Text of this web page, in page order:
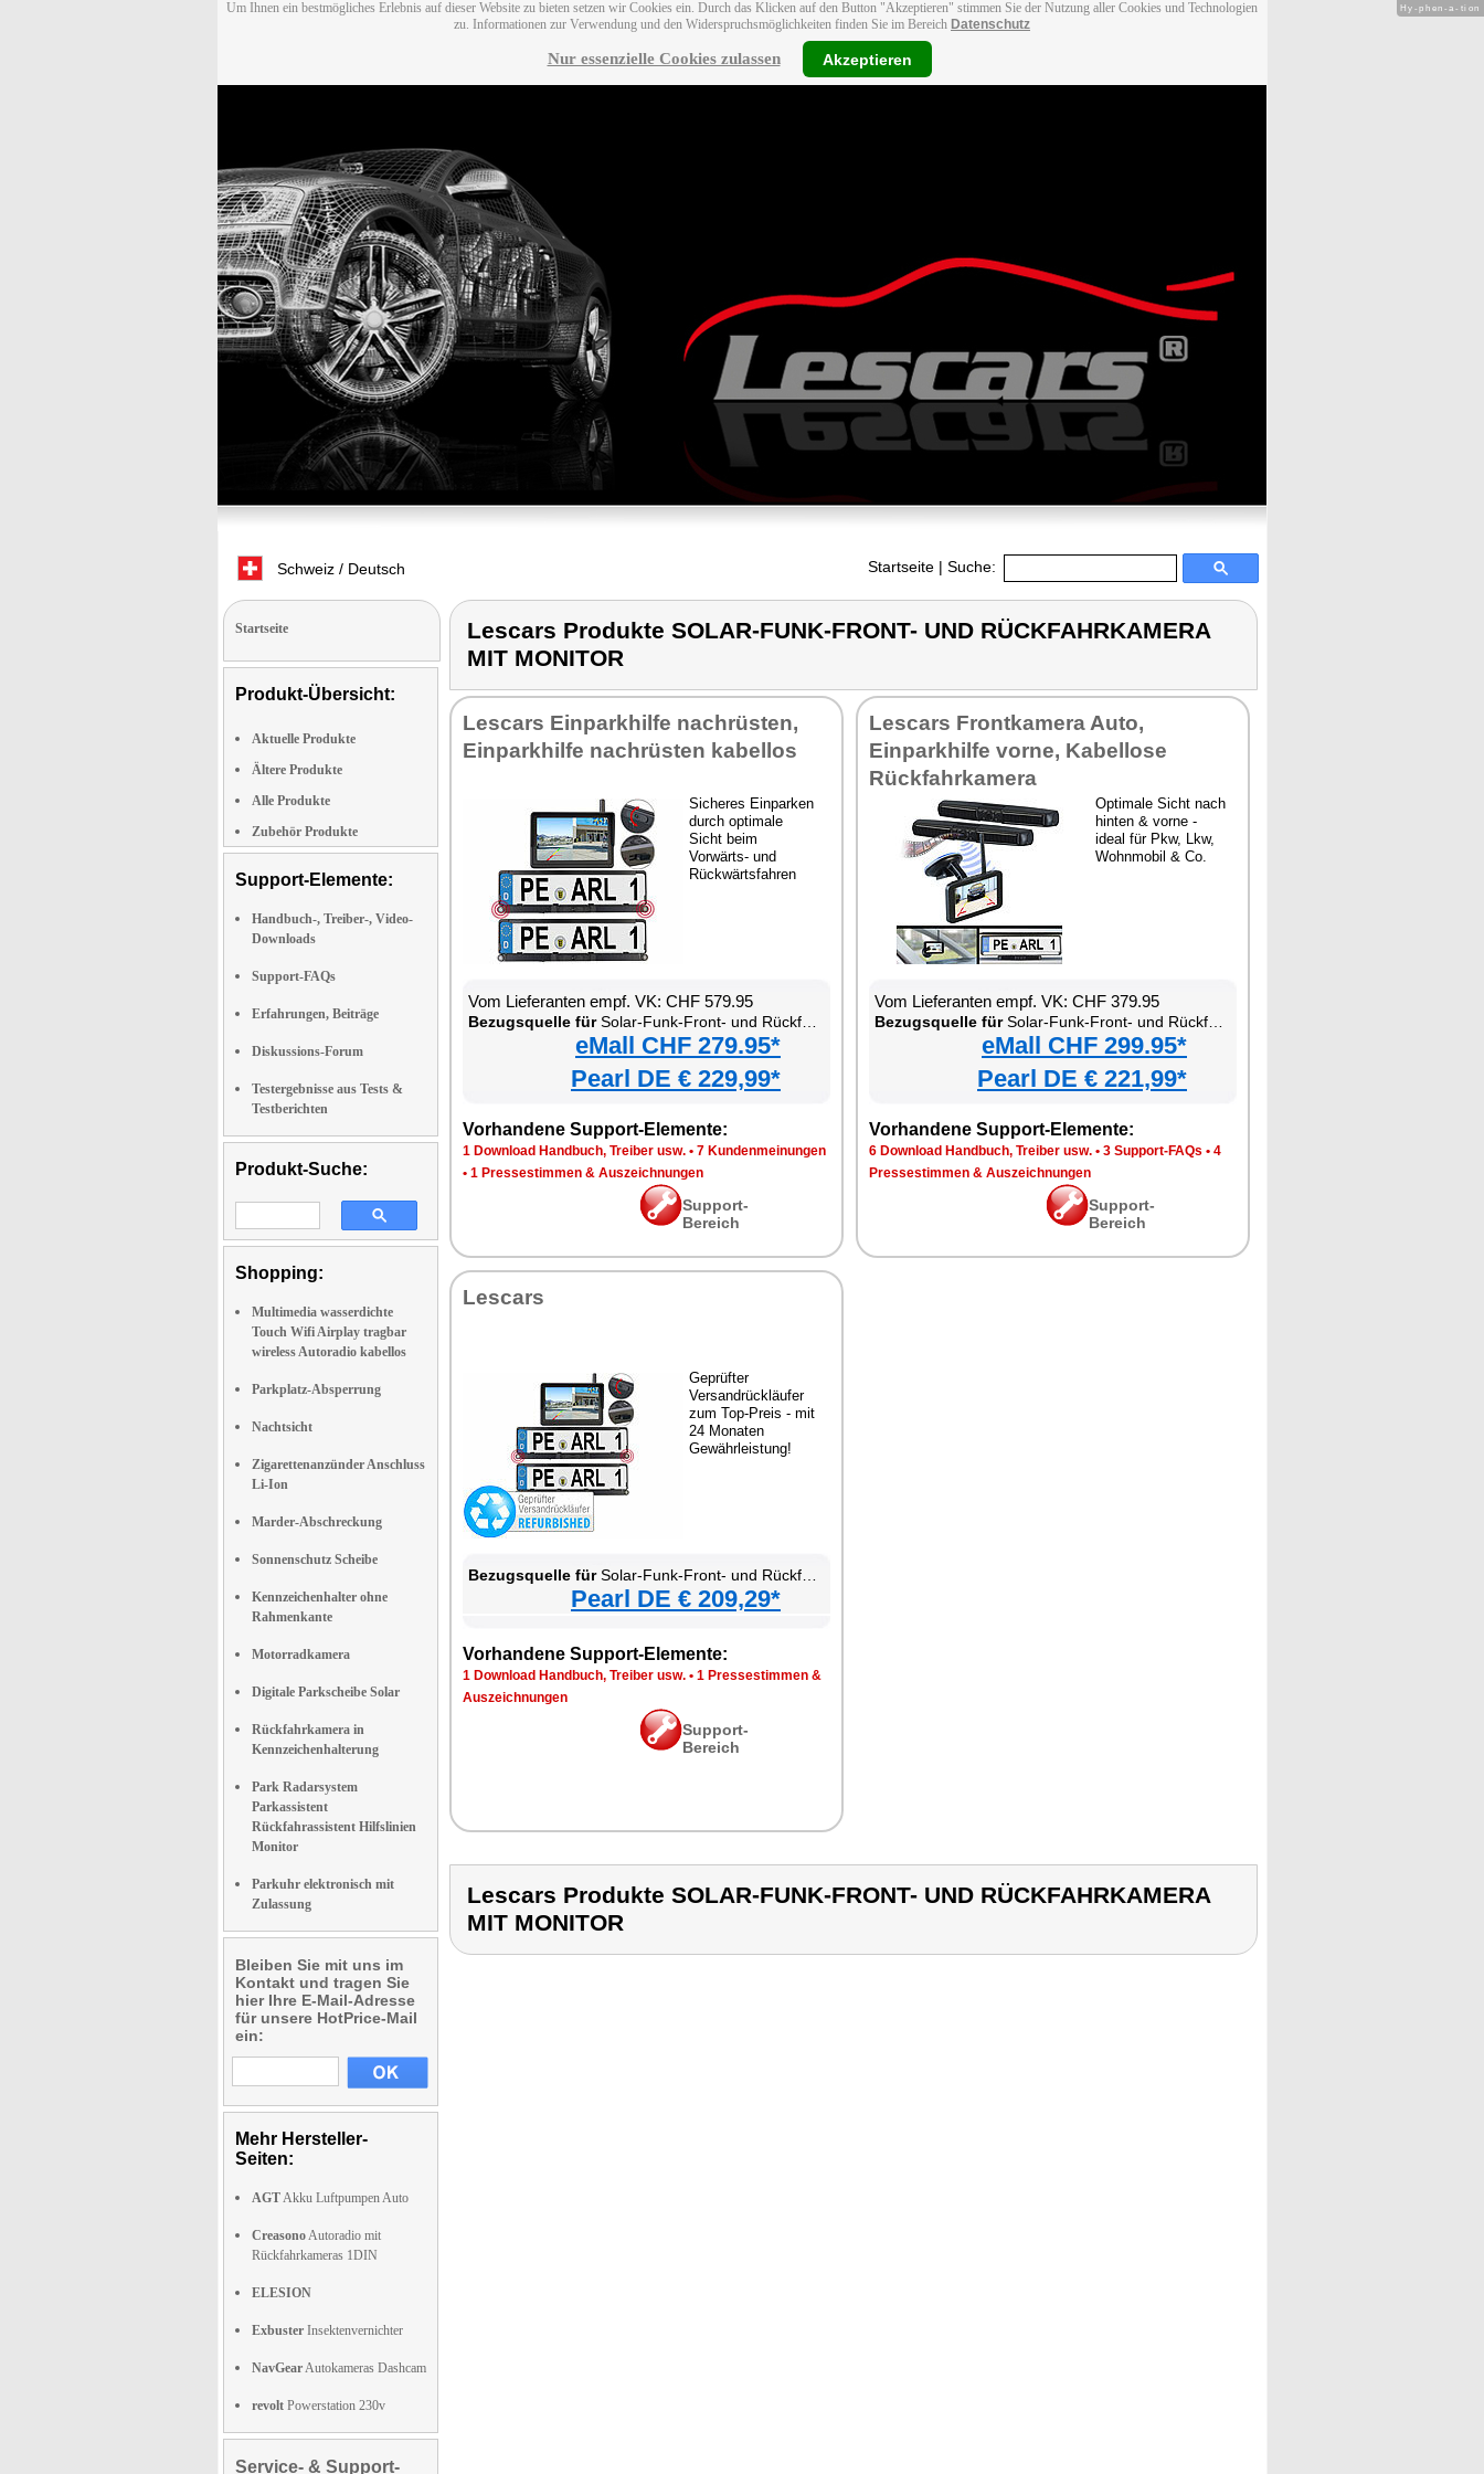
Um Ihnen ein bestmögliches Erlebnis auf dieser Website zu bieten setzen wir Cookies ein. Durch das Klicken auf den Button "Akzeptieren" stimmen Sie der Nutzung aller Cookies und Technologien
zu. Informationen zur Verwendung und den Widerspruchsmöglichkeiten finden Sie im Bereich Datenschutz
Nur essenzielle Cookies zulassen Akzeptieren
Schweiz / Deutsch Startseite | Suche:
Startseite
Produkt-Übersicht:
Aktuelle Produkte
Ältere Produkte
Alle Produkte
Zubehör Produkte
Support-Elemente:
Handbuch-, Treiber-, Video-
Downloads
Support-FAQs
Erfahrungen, Beiträge
Diskussions-Forum
Testergebnisse aus Tests &
Testberichten
Produkt-Suche:
Shopping:
Multimedia wasserdichte
Touch Wifi Airplay tragbar
wireless Autoradio kabellos
Parkplatz-Absperrung
Nachtsicht
Zigarettenanzünder Anschluss
Li-Ion
Marder-Abschreckung
Sonnenschutz Scheibe
Kennzeichenhalter ohne
Rahmenkante
Motorradkamera
Digitale Parkscheibe Solar
Rückfahrkamera in
Kennzeichenhalterung
Park Radarsystem
Parkassistent
Rückfahrassistent Hilfslinien
Monitor
Parkuhr elektronisch mit
Zulassung
Bleiben Sie mit uns im
Kontakt und tragen Sie
hier Ihre E-Mail-Adresse
für unsere HotPrice-Mail
ein:
Mehr Hersteller-
Seiten:
AGTAkku Luftpumpen Auto
CreasonoAutoradio mit
Rückfahrkameras 1DIN
ELESION
Exbuster Insektenvernichter
NavGearAutokameras Dashcam
revolt Powerstation 230v
Service- & Support-
Lescars Produkte SOLAR-FUNK-FRONT- UND RÜCKFAHRKAMERA
MIT MONITOR
Lescars Einparkhilfe nachrüsten,
Einparkhilfe nachrüsten kabellos
Sicheres Einparken
durch optimale
Sicht beim
Vorwärts- und
Rückwärtsfahren
Vom Lieferanten empf. VK: CHF 579.95
Bezugsquelle fürSolar-Funk-Front- und Rückfahrkamera mit Monitor
eMall CHF 279.95*
Pearl DE € 229,99*
Vorhandene Support-Elemente:
1 Download Handbuch, Treiber usw. • 7 Kundenmeinungen
• 1 Pressestimmen & Auszeichnungen
Support-
Bereich
Lescars Frontkamera Auto,
Einparkhilfe vorne, Kabellose
Rückfahrkamera
Optimale Sicht nach
hinten & vorne -
ideal für Pkw, Lkw,
Wohnmobil & Co.
Vom Lieferanten empf. VK: CHF 379.95
Bezugsquelle fürSolar-Funk-Front- und Rückfahrkamera mit Monitor
eMall CHF 299.95*
Pearl DE € 221,99*
Vorhandene Support-Elemente:
6 Download Handbuch, Treiber usw. • 3 Support-FAQs • 4
Pressestimmen & Auszeichnungen
Support-
Bereich
Lescars
Geprüfter
Versandrückläufer
zum Top-Preis - mit
24 Monaten
Gewährleistung!
Bezugsquelle fürSolar-Funk-Front- und Rückfahrkamera mit Monitor
Pearl DE € 209,29*
Vorhandene Support-Elemente:
1 Download Handbuch, Treiber usw. • 1 Pressestimmen &
Auszeichnungen
Support-
Bereich
Lescars Produkte SOLAR-FUNK-FRONT- UND RÜCKFAHRKAMERA
MIT MONITOR
Hy-phen-a-tion